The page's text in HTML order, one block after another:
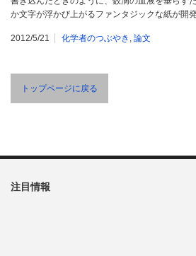
か文字が浮かび上がるファンタジックな紙が開
2012/5/21 化学者のつぶやき , 論文
トップページに戻る
注目情報